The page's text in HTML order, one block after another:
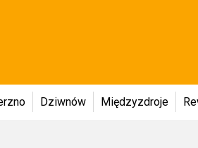
Dziwnów Międzyzdroje